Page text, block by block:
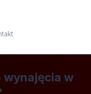
wynajęcia w